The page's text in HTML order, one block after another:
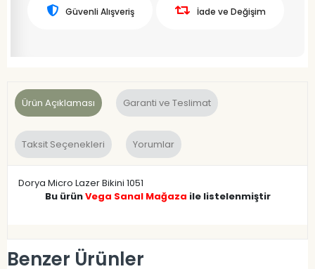
Güvenli Alışveriş İade ve Değişim
Ürün Açıklaması Garanti ve Teslimat
Taksit Seçenekleri Yorumlar
Dorya Micro Lazer Bikini 1051
Bu ürünVega Sanal Mağaza ile listelenmiştir
Benzer Ürünler